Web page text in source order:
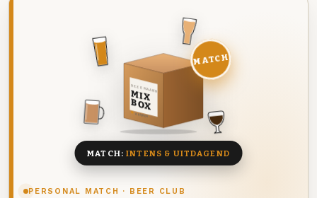
PERSONAL MATCH · BEER CLUB
DEZE MAAND
MIX
BOX
8 BIEREN
MATCH
MATCH:INTENS & UITDAGEND